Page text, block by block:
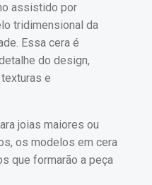
assistido por
tridimensional da
Essa cera é
do design,
e
joias maiores ou
os modelos em cera
que formarão a peça